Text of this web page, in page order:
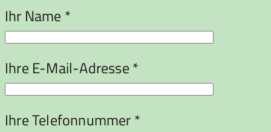
Ihr Name *
Ihre E-Mail-Adresse *
Ihre Telefonnummer *